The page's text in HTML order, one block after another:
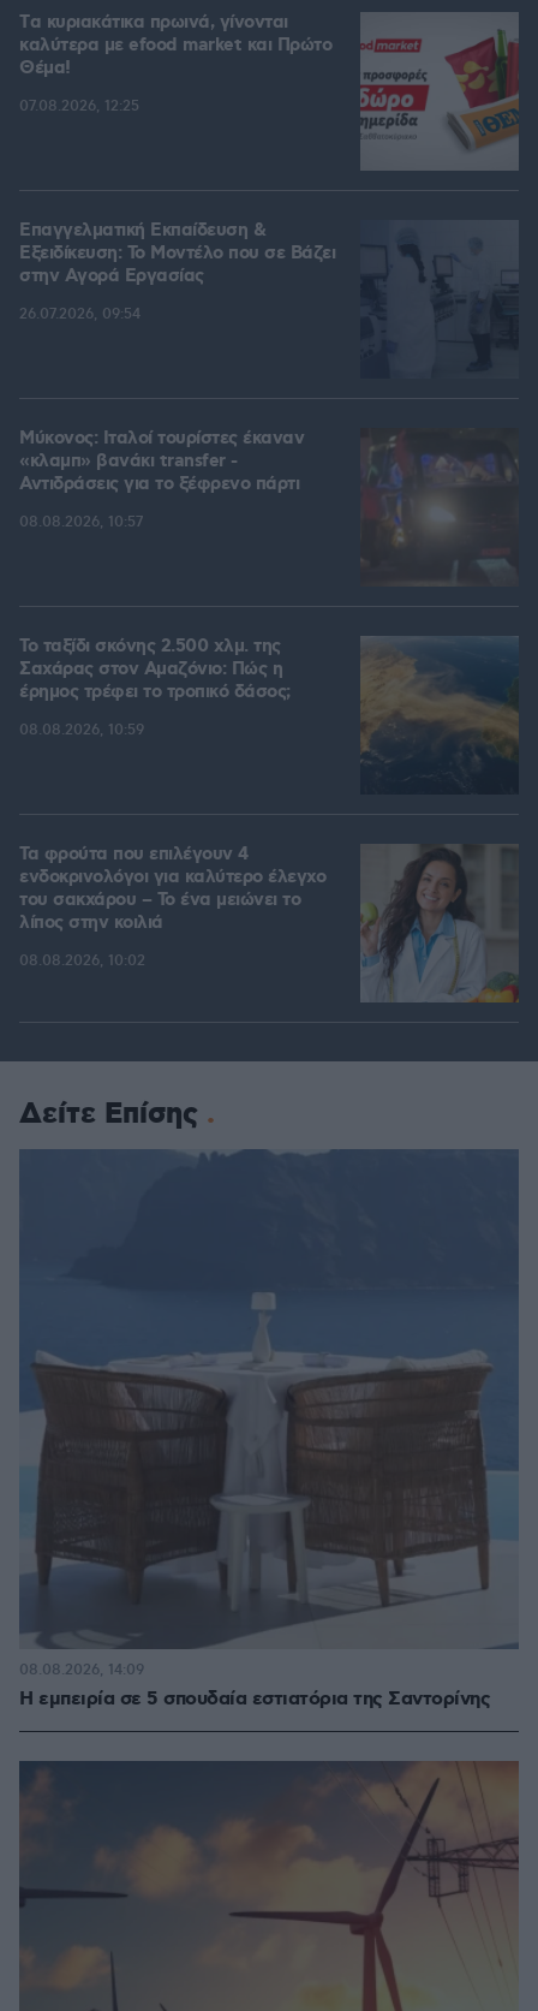
Tα κυριακάτικα πρωινά, γίνονται
καλύτερα με efood market και Πρώτο
Θέμα!
07.08.2026, 12:25
Επαγγελματική Εκπαίδευση &
Εξειδίκευση: Το Mοντέλο που σε Bάζει
στην Aγορά Eργασίας
26.07.2026, 09:54
Μύκονος: Ιταλοί τουρίστες έκαναν
«κλαμπ» βανάκι transfer -
Αντιδράσεις για το ξέφρενο πάρτι
08.08.2026, 10:57
Το ταξίδι σκόνης 2.500 χλμ. της
Σαχάρας στον Αμαζόνιο: Πώς η
έρημος τρέφει το τροπικό δάσος;
08.08.2026, 10:59
Τα φρούτα που επιλέγουν 4
ενδοκρινολόγοι για καλύτερο έλεγχο
του σακχάρου – Το ένα μειώνει το
λίπος στην κοιλιά
08.08.2026, 10:02
Δείτε Επίσης
Η εμπειρία σε 5 σπουδαία εστιατόρια της Σαντορίνης
08.08.2026, 14:09